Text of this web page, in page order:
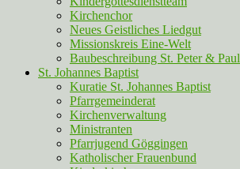
Kirchenchor
Neues Geistliches Liedgut
Missionskreis Eine-Welt
Baubeschreibung St. Peter & Paul
St. Johannes Baptist
Kuratie St. Johannes Baptist
Pfarrgemeinderat
Kirchenverwaltung
Ministranten
Pfarrjugend Göggingen
Katholischer Frauenbund